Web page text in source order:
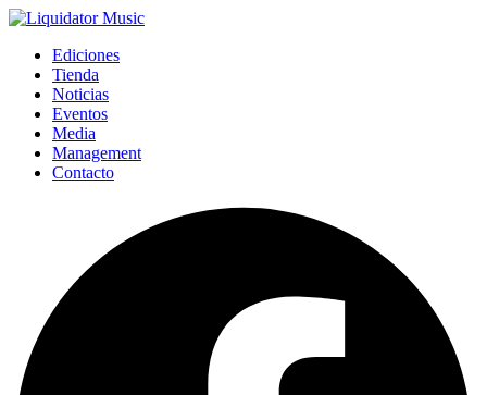
Ediciones
Tienda
Noticias
Eventos
Media
Management
Contacto